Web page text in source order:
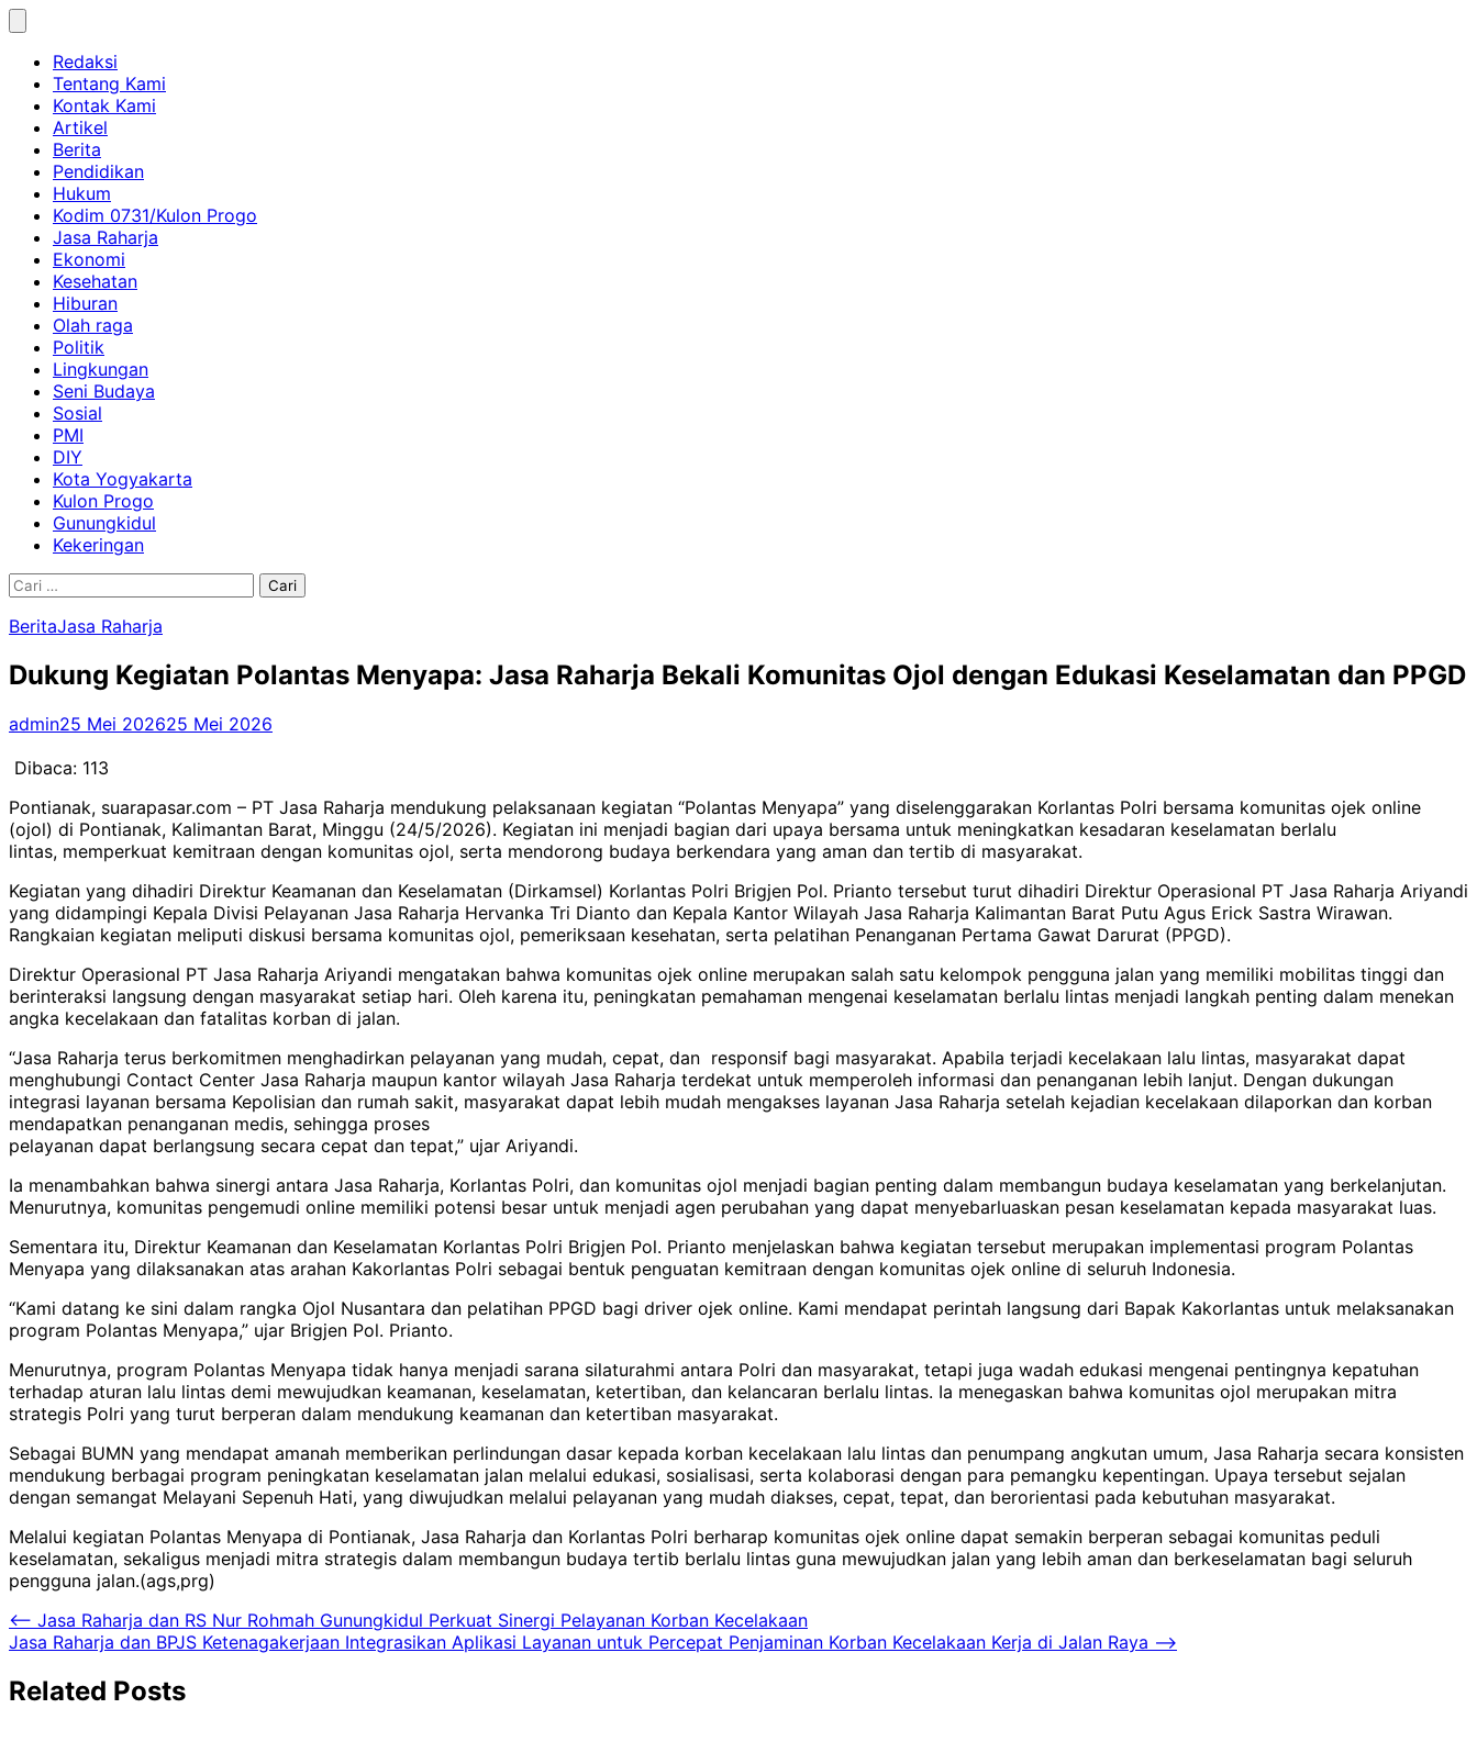
Skip
contentRedaksi
Tentang Kami
Kontak Kami
Artikel
Berita
Pendidikan
Hukum
Kodim 0731/Kulon Progo
Jasa Raharja
Ekonomi
Kesehatan
Hiburan
Olah raga
Politik
Lingkungan
Seni Budaya
Sosial
PMI
DIY
Kota Yogyakarta
Kulon Progo
Gunungkidul
Kekeringan
Cari
BeritaJasa Raharja
Dukung Kegiatan Polantas Menyapa: Jasa Raharja Bekali Komunitas Ojol dengan Edukasi Keselamatan dan PPGD
admin25 Mei 202625 Mei 2026
Dibaca: 113
Pontianak, suarapasar.com – PT Jasa Raharja mendukung pelaksanaan kegiatan “Polantas Menyapa” yang diselenggarakan Korlantas Polri bersama komunitas ojek online
(ojol) di Pontianak, Kalimantan Barat, Minggu (24/5/2026). Kegiatan ini menjadi bagian dari upaya bersama untuk meningkatkan kesadaran keselamatan berlalu
lintas, memperkuat kemitraan dengan komunitas ojol, serta mendorong budaya berkendara yang aman dan tertib di masyarakat.
Kegiatan yang dihadiri Direktur Keamanan dan Keselamatan (Dirkamsel) Korlantas Polri Brigjen Pol. Prianto tersebut turut dihadiri Direktur Operasional PT Jasa Raharja Ariyandi
yang didampingi Kepala Divisi Pelayanan Jasa Raharja Hervanka Tri Dianto dan Kepala Kantor Wilayah Jasa Raharja Kalimantan Barat Putu Agus Erick Sastra Wirawan.
Rangkaian kegiatan meliputi diskusi bersama komunitas ojol, pemeriksaan kesehatan, serta pelatihan Penanganan Pertama Gawat Darurat (PPGD).
Direktur Operasional PT Jasa Raharja Ariyandi mengatakan bahwa komunitas ojek online merupakan salah satu kelompok pengguna jalan yang memiliki mobilitas tinggi dan
berinteraksi langsung dengan masyarakat setiap hari. Oleh karena itu, peningkatan pemahaman mengenai keselamatan berlalu lintas menjadi langkah penting dalam menekan
angka kecelakaan dan fatalitas korban di jalan.
“Jasa Raharja terus berkomitmen menghadirkan pelayanan yang mudah, cepat, dan responsif bagi masyarakat. Apabila terjadi kecelakaan lalu lintas, masyarakat dapat
menghubungi Contact Center Jasa Raharja maupun kantor wilayah Jasa Raharja terdekat untuk memperoleh informasi dan penanganan lebih lanjut. Dengan dukungan
integrasi layanan bersama Kepolisian dan rumah sakit, masyarakat dapat lebih mudah mengakses layanan Jasa Raharja setelah kejadian kecelakaan dilaporkan dan korban
mendapatkan penanganan medis, sehingga proses
pelayanan dapat berlangsung secara cepat dan tepat,” ujar Ariyandi.
Ia menambahkan bahwa sinergi antara Jasa Raharja, Korlantas Polri, dan komunitas ojol menjadi bagian penting dalam membangun budaya keselamatan yang berkelanjutan.
Menurutnya, komunitas pengemudi online memiliki potensi besar untuk menjadi agen perubahan yang dapat menyebarluaskan pesan keselamatan kepada masyarakat luas.
Sementara itu, Direktur Keamanan dan Keselamatan Korlantas Polri Brigjen Pol. Prianto menjelaskan bahwa kegiatan tersebut merupakan implementasi program Polantas
Menyapa yang dilaksanakan atas arahan Kakorlantas Polri sebagai bentuk penguatan kemitraan dengan komunitas ojek online di seluruh Indonesia.
“Kami datang ke sini dalam rangka Ojol Nusantara dan pelatihan PPGD bagi driver ojek online. Kami mendapat perintah langsung dari Bapak Kakorlantas untuk melaksanakan
program Polantas Menyapa,” ujar Brigjen Pol. Prianto.
Menurutnya, program Polantas Menyapa tidak hanya menjadi sarana silaturahmi antara Polri dan masyarakat, tetapi juga wadah edukasi mengenai pentingnya kepatuhan
terhadap aturan lalu lintas demi mewujudkan keamanan, keselamatan, ketertiban, dan kelancaran berlalu lintas. Ia menegaskan bahwa komunitas ojol merupakan mitra
strategis Polri yang turut berperan dalam mendukung keamanan dan ketertiban masyarakat.
Sebagai BUMN yang mendapat amanah memberikan perlindungan dasar kepada korban kecelakaan lalu lintas dan penumpang angkutan umum, Jasa Raharja secara konsisten
mendukung berbagai program peningkatan keselamatan jalan melalui edukasi, sosialisasi, serta kolaborasi dengan para pemangku kepentingan. Upaya tersebut sejalan
dengan semangat Melayani Sepenuh Hati, yang diwujudkan melalui pelayanan yang mudah diakses, cepat, tepat, dan berorientasi pada kebutuhan masyarakat.
Melalui kegiatan Polantas Menyapa di Pontianak, Jasa Raharja dan Korlantas Polri berharap komunitas ojek online dapat semakin berperan sebagai komunitas peduli
keselamatan, sekaligus menjadi mitra strategis dalam membangun budaya tertib berlalu lintas guna mewujudkan jalan yang lebih aman dan berkeselamatan bagi seluruh
pengguna jalan.(ags,prg)
Navigasi
pos
⟵ Jasa Raharja dan RS Nur Rohmah Gunungkidul Perkuat Sinergi Pelayanan Korban Kecelakaan
Jasa Raharja dan BPJS Ketenagakerjaan Integrasikan Aplikasi Layanan untuk Percepat Penjaminan Korban Kecelakaan Kerja di Jalan Raya ⟶
Related Posts